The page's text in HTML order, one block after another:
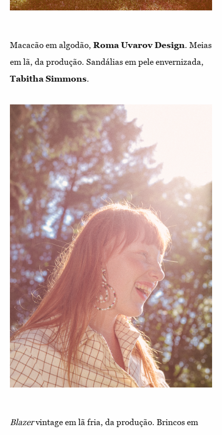
Macacão em algodão, Roma Uvarov Design. Meias
em lã, da produção. Sandálias em pele envernizada,
Tabitha Simmons.
Blazervintage em lã fria, da produção. Brincos em